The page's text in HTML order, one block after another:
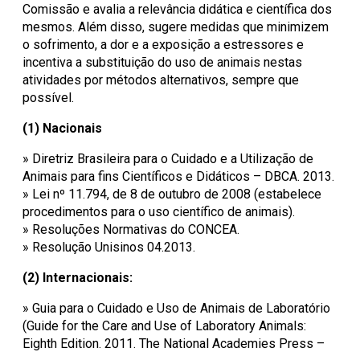
Comissão e avalia a relevância didática e científica dos
mesmos. Além disso, sugere medidas que minimizem
o sofrimento, a dor e a exposição a estressores e
incentiva a substituição do uso de animais nestas
atividades por métodos alternativos, sempre que
possível.
(1) Nacionais
» Diretriz Brasileira para o Cuidado e a Utilização de
Animais para fins Científicos e Didáticos – DBCA. 2013.
» Lei nº 11.794, de 8 de outubro de 2008 (estabelece
procedimentos para o uso científico de animais).
» Resoluções Normativas do CONCEA.
» Resolução Unisinos 04.2013.
(2) Internacionais:
» Guia para o Cuidado e Uso de Animais de Laboratório
(Guide for the Care and Use of Laboratory Animals:
Eighth Edition. 2011. The National Academies Press –